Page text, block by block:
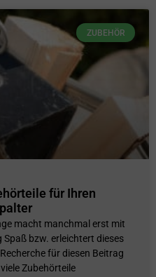
ZUBEHÖR
für Ihren
macht manchmal erst mit
bzw. erleichtert dieses
für diesen Beitrag
Zubehörteile